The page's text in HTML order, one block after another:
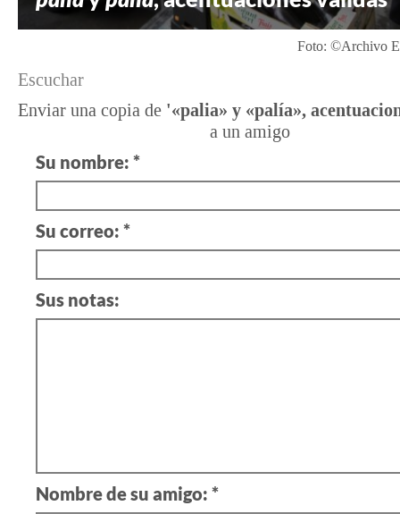
Foto: ©Archivo
Escuchar
Enviar una copia de '«palia» y «palía»,
a un amigo
Su nombre: *
Su correo: *
Sus notas:
Nombre de su amigo: *